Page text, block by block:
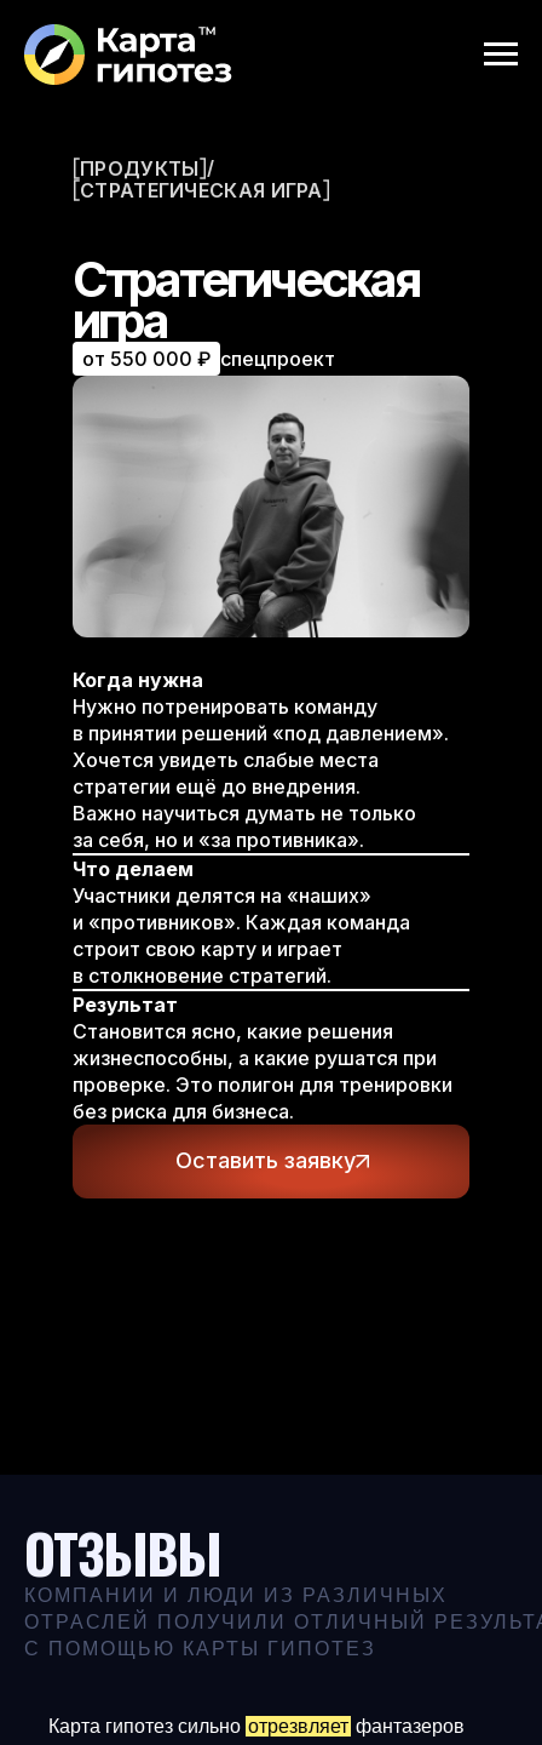
Стратегическая
игра
от 550 000 ₽ спецпроект
Когда нужна
Нужно потренировать команду
в принятии решений «под давлением».
Хочется увидеть слабые места
стратегии ещё до внедрения.
Важно научиться думать не только
за себя, но и «за противника».
Что делаем
Участники делятся на «наших»
и «противников». Каждая команда
строит свою карту и играет
в столкновение стратегий.
Результат
Становится ясно, какие решения
жизнеспособны, а какие рушатся при
проверке. Это полигон для тренировки
без риска для бизнеса.
Оставить заявку
ПРОДУКТЫ /
СТРАТЕГИЧЕСКАЯ ИГРА
ОТЗЫВЫ
КОМПАНИИ И ЛЮДИ ИЗ РАЗЛИЧНЫХ
ОТРАСЛЕЙ ПОЛУЧИЛИ ОТЛИЧНЫЙ
С ПОМОЩЬЮ КАРТЫ ГИПОТЕЗ
Карта гипотез сильно отрезвляет фантазеров